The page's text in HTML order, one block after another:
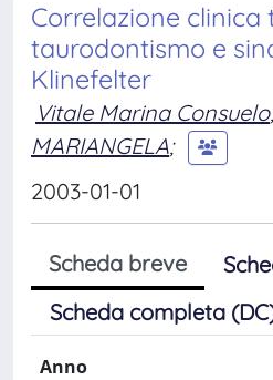
Correlazione clinica
taurodontismo e
Klinefelter
Vitale Marina Consuelo;
MARIANGELA;
2003-01-01
Scheda breve
Scheda completa
Anno